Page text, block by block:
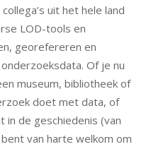
uit het hele land
LOD-tools en
georefereren en
Of je nu
museum, bibliotheek of
doet met data, of
de geschiedenis (van
van harte welkom om